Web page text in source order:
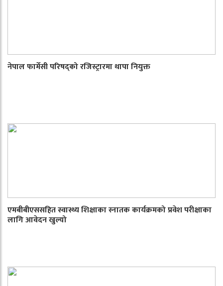
नेपाल फार्मेसी परिषद्को रजिस्ट्रारमा थापा नियुक्त
एमबीबीएससहित स्वास्थ्य शिक्षाका स्नातक कार्यक्रमको प्रवेश परीक्षाका
लागि आवेदन खुल्यो